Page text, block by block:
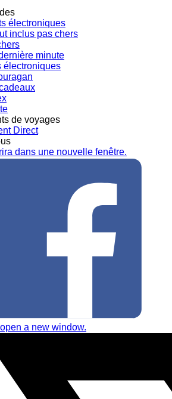
électroniques
inclus pas chers
minute
électroniques
de voyages
Direct
dans une nouvelle fenêtre.
a new window.